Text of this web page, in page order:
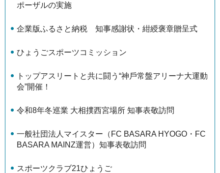
ポーザルの実施
企業版ふるさと納税 知事感謝状・紺綬褒章贈呈式
ひょうごスポーツコミッション
トップアスリートと共に闘う“神⼾常盤アリーナ⼤運動
会”開催！
令和8年冬巡業 大相撲西宮場所 知事表敬訪問
一般社団法人マイスター（FC BASARA HYOGO・FC
BASARA MAINZ運営）知事表敬訪問
スポーツクラブ21ひょうご